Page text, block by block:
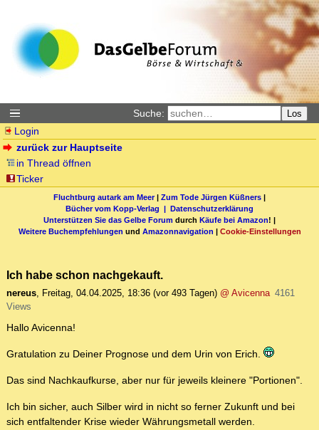
Suche: Los
Login
zurück zur Hauptseite
in Thread öffnen
Ticker
Fluchtburg autark am Meer| Zum Tode Jürgen Küßners |
Bücher vom Kopp-Verlag | Datenschutzerklärung
Unterstützen Sie das Gelbe Forum durch Käufe bei Amazon! |
Weitere Buchempfehlungen und Amazonnavigation | Cookie-Einstellungen
Ich habe schon nachgekauft.
nereus, Freitag, 04.04.2025, 18:36 (vor 493 Tagen) @ Avicenna 4161
Views
Hallo Avicenna!
Gratulation zu Deiner Prognose und dem Urin von Erich.
Das sind Nachkaufkurse, aber nur für jeweils kleinere "Portionen".
Ich bin sicher, auch Silber wird in nicht so ferner Zukunft und bei
sich entfaltender Krise wieder Währungsmetall werden.